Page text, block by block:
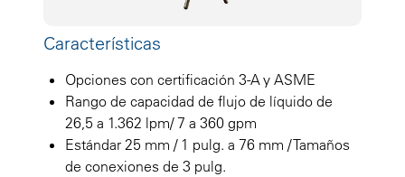
Características
Opciones con certificación 3-A y ASME
Rango de capacidad de flujo de líquido de
26,5 a 1.362 lpm/ 7 a 360 gpm
Estándar 25 mm / 1 pulg. a 76 mm / Tamaños
de conexiones de 3 pulg.